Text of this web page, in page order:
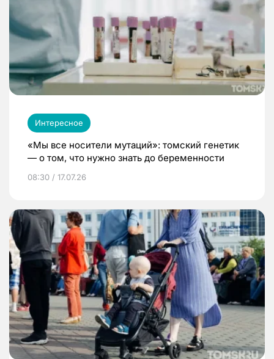
Интересное
«Мы все носители мутаций»: томский генетик
— о том, что нужно знать до беременности
08:30 / 17.07.26